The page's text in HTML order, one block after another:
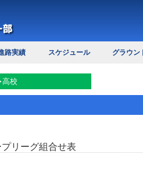
路実績 スケジュール グラウン
高校
リーグ組合せ表